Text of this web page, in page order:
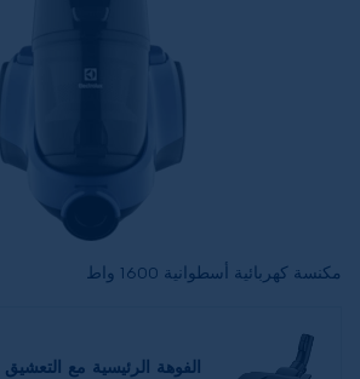
مكنسة كهربائية أسطوانية 1600 واط
الفوهة الرئيسية مع التعشيق